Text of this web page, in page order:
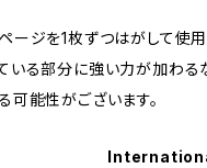
ジを1枚ずつはがして使用で
いる部分に強い力が加わる
可能性がございます。